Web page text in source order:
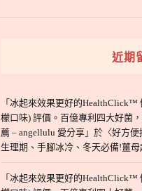
近期
「 冰起來效果更好的HealthClick™
檬口味) 評價。百億專利四大好菌
薦 – angellulu 愛分享 」於〈好方便
生理期、手腳冰冷、冬天必備!薑
「 冰起來效果更好的HealthClick™